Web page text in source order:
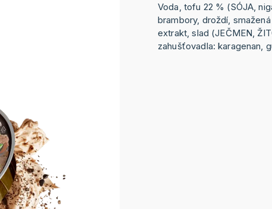
Voda, tofu 22 % (SÓJA,
brambory, droždí,
extrakt, slad (JEČMEN,
zahušťovadla: karagenan,